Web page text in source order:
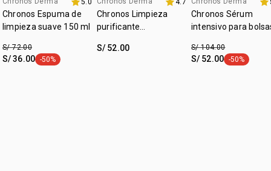
promo imperdible 5.0
Chronos Espuma de
limpieza suave 150 ml
S/ 72.00
S/ 36.00 etiqueta -50%
-50%
hasta 40% off 4.7
Chronos Limpieza
purificante
S/ 52.00
fecha dupla
Chronos Sérum
intensivo para
S/ 104.00
S/ 52.00 etiqueta -
-50%